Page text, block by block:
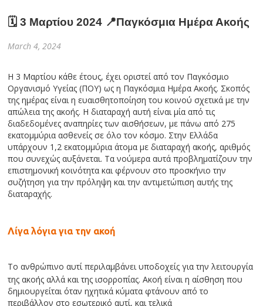
🗓️ 3 Μαρτίου 2024 📍Παγκόσμια Ημέρα Ακοής
March 4, 2024
Η 3 Μαρτίου κάθε έτους, έχει οριστεί από τον Παγκόσμιο
Οργανισμό Υγείας (ΠΟΥ) ως η Παγκόσμια Ημέρα Ακοής. Σκοπός
της ημέρας είναι η ευαισθητοποίηση του κοινού σχετικά με την
απώλεια της ακοής. Η διαταραχή αυτή είναι μία από τις
διαδεδομένες αναπηρίες των αισθήσεων, με πάνω από 275
εκατομμύρια ασθενείς σε όλο τον κόσμο. Στην Ελλάδα
υπάρχουν 1,2 εκατομμύρια άτομα με διαταραχή ακοής, αριθμός
που συνεχώς αυξάνεται. Τα νούμερα αυτά προβληματίζουν την
επιστημονική κοινότητα και φέρνουν στο προσκήνιο την
συζήτηση για την πρόληψη και την αντιμετώπιση αυτής της
διαταραχής.
Λίγα λόγια για την ακοή
Το ανθρώπινο αυτί περιλαμβάνει υποδοχείς για την λειτουργία
της ακοής αλλά και της ισορροπίας. Ακοή είναι η αίσθηση που
δημιουργείται όταν ηχητικά κύματα φτάνουν από το
περιβάλλον στο εσωτερικό αυτί, και τελικά